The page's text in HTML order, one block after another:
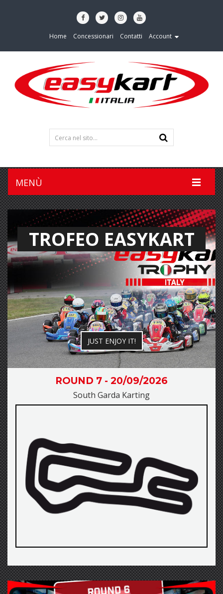
Home Concessionari Contatti Account
MENÙ
TROFEO EASYKART
JUST ENJOY IT!
ROUND 7 - 20/09/2026
South Garda Karting